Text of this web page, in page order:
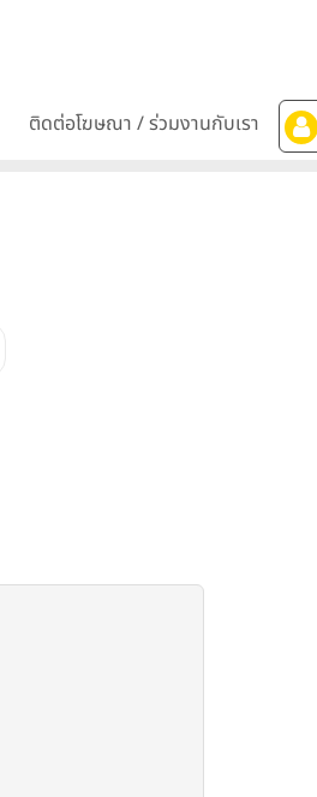
ติดต่อโฆษณา / ร่วมงานกับเรา